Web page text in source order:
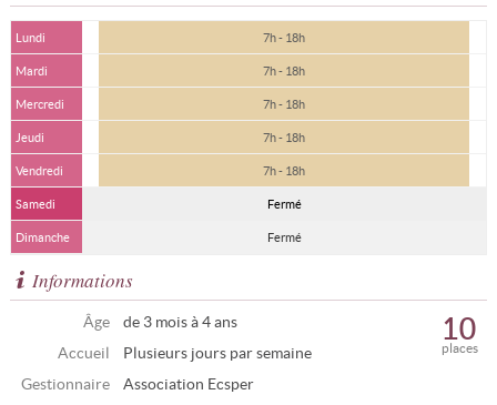
Lundi 7h - 18h
Mardi 7h - 18h
Mercredi 7h - 18h
Jeudi 7h - 18h
Vendredi 7h - 18h
Samedi Fermé
Dimanche Fermé
Informations
Âge
de 3 mois à 4 ans
Accueil
Plusieurs jours par semaine
Gestionnaire
Association Ecsper
places
10